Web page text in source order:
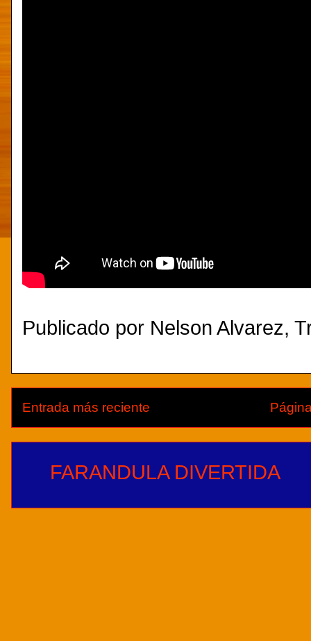
Publicado por Nelson Alvarez,
Entrada más reciente
FARANDULA DIVERTIDA